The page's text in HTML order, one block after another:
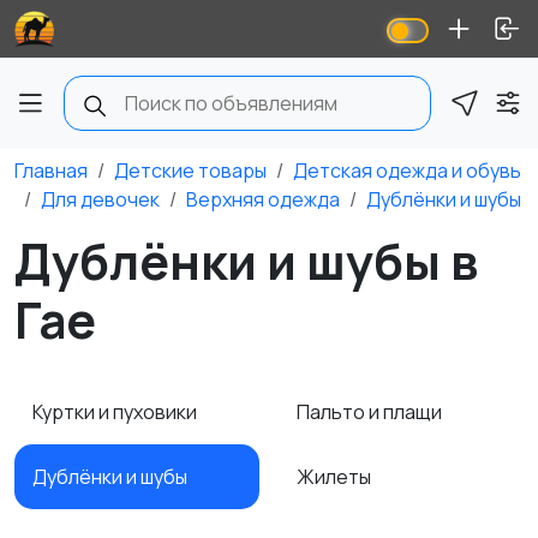
Главная Детские товары
Детская одежда и обувь
Для девочек
Верхняя одежда Дублёнки и шубы
Дублёнки и шубы в
Гае
Куртки и пуховики
Дублёнки и шубы
Пальто и плащи
Жилеты